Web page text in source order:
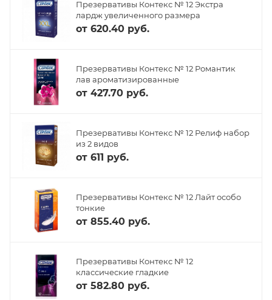
Презервативы Контекс № 12 Экстра
лардж увеличенного размера
от 620.40 руб.
Презервативы Контекс № 12 Романтик
лав ароматизированные
от 427.70 руб.
Презервативы Контекс № 12 Релиф набор
из 2 видов
от 611 руб.
Презервативы Контекс № 12 Лайт особо
тонкие
от 855.40 руб.
Презервативы Контекс № 12
классические гладкие
от 582.80 руб.